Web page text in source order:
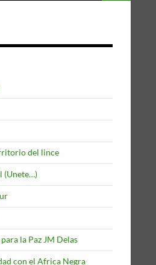
del lince
(Unete…)
la Paz JM Delas
con el Africa Negra